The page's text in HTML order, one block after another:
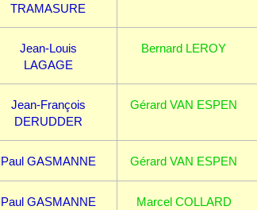
TRAMASURE
Jean-Louis
LAGAGE
Bernard LEROY
Jean-François
DERUDDER
Gérard VAN ESPEN
Paul GASMANNE Gérard VAN ESPEN
Paul GASMANNE Marcel COLLARD